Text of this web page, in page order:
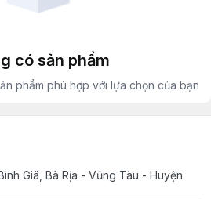
có sản phẩm
phẩm phù hợp với lựa chọn của bạn
Giã, Bà Rịa - Vũng Tàu - Huyện